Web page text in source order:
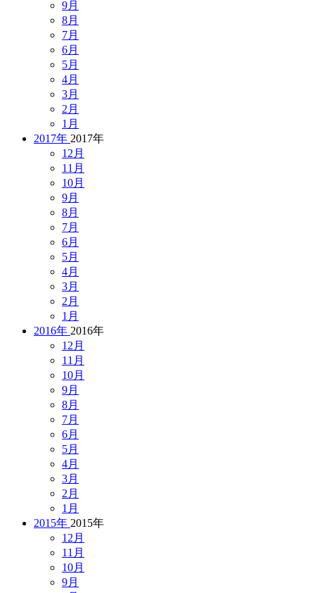
9月
8月
7月
6月
5月
4月
3月
2月
1月
2017年 2017年
12月
11月
10月
9月
8月
7月
6月
5月
4月
3月
2月
1月
2016年 2016年
12月
11月
10月
9月
8月
7月
6月
5月
4月
3月
2月
1月
2015年 2015年
12月
11月
10月
9月